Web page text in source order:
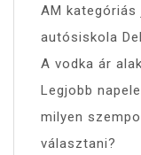
AM
autósiskola
A vodka ár
Legjobb
milyen
választani?